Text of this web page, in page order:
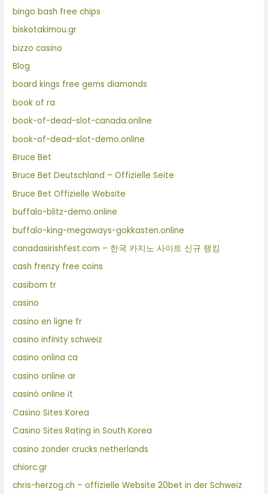
bingo bash free chips
biskotakimou.gr
bizzo casino
Blog
board kings free gems diamonds
book of ra
book-of-dead-slot-canada.online
book-of-dead-slot-demo.online
Bruce Bet
Bruce Bet Deutschland – Offizielle Seite
Bruce Bet Offizielle Website
buffalo-blitz-demo.online
buffalo-king-megaways-gokkasten.online
canadasirishfest.com – 한국 카지노 사이트 신규 랭킹
cash frenzy free coins
casibom tr
casino
casino en ligne fr
casino infinity schweiz
casino onlina ca
casino online ar
casinò online it
Casino Sites Korea
Casino Sites Rating in South Korea
casino zonder crucks netherlands
chiorc.gr
chris-herzog.ch – offizielle Website 20bet in der Schweiz